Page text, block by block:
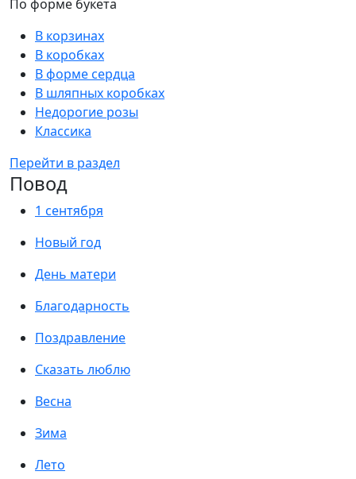
По форме букета
В корзинах
В коробках
В форме сердца
В шляпных коробках
Недорогие розы
Классика
Перейти в раздел
Повод
1 сентября
Новый год
День матери
Благодарность
Поздравление
Сказать люблю
Весна
Зима
Лето